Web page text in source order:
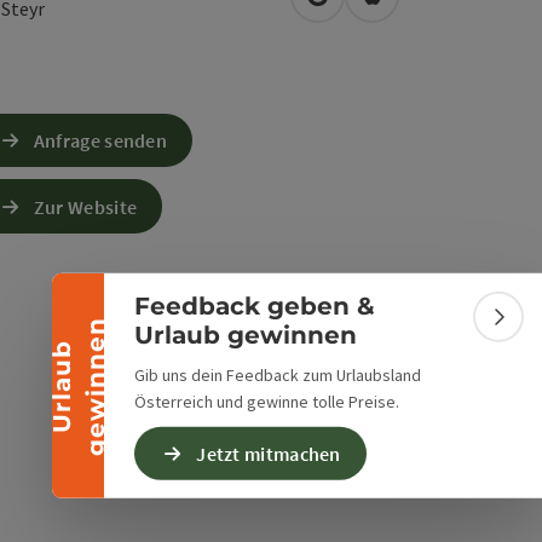
U
r
l
a
u
b
g
e
w
i
n
n
en
Banner einklappen
Feedback geben &
Urlaub gewinnen
Gib uns dein Feedback zum Urlaubsland
Österreich und gewinne tolle Preise.
Jetzt mitmachen
Steyr in Google Maps öffnen
in Apple Maps
Anfrage senden
Zur Website